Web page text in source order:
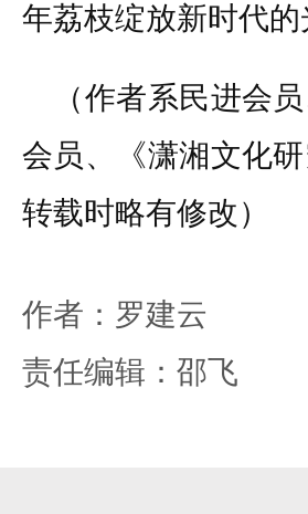
年荔枝绽放新时代
（作者系民进会员
会员、《潇湘文化
转载时略有修改）
作者：罗建云
责任编辑：邵飞